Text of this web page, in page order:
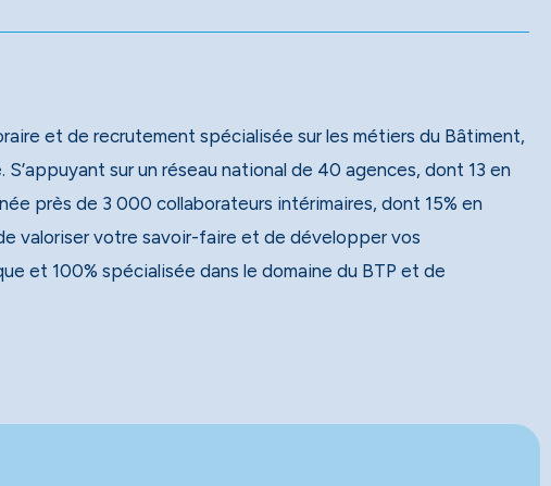
et de recrutement spécialisée sur les métiers du Bâtiment,
près de 3 000 collaborateurs intérimaires, dont 15% en
valoriser votre savoir-faire et de développer vos
et 100% spécialisée dans le domaine du BTP et de